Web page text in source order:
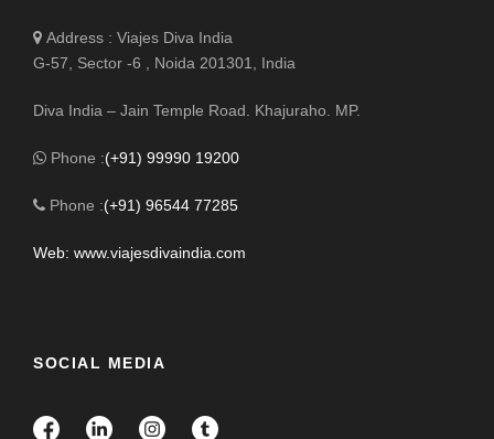
Address : Viajes Diva India
G-57, Sector -6 , Noida 201301, India
Diva India – Jain Temple Road. Khajuraho. MP.
Phone :(+91) 99990 19200
Phone :(+91) 96544 77285
Web: www.viajesdivaindia.com
SOCIAL MEDIA